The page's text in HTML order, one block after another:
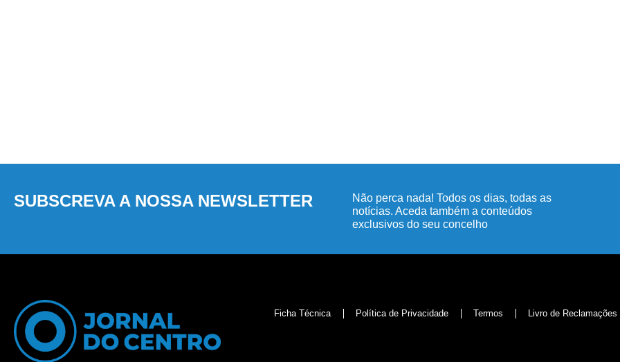
SUBSCREVA A NOSSA NEWSLETTER
Não perca nada! Todos os dias, todas as
notícias. Aceda também a conteúdos
exclusivos do seu concelho
Ficha Técnica Política de Privacidade Termos Livro de Reclamações